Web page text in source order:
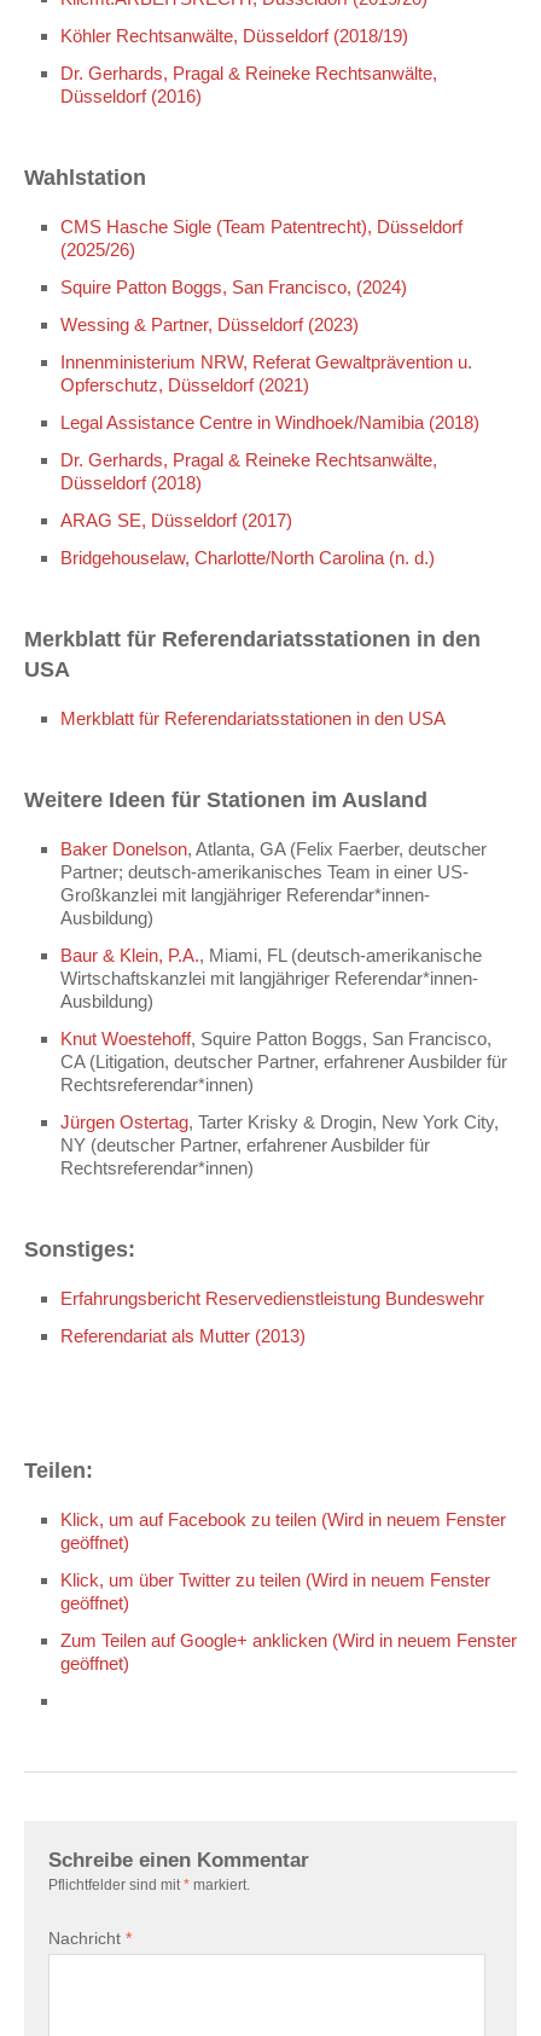
Köhler Rechtsanwälte, Düsseldorf (2018/19)
Dr. Gerhards, Pragal & Reineke Rechtsanwälte,
Düsseldorf (2016)
Wahlstation
CMS Hasche Sigle (Team Patentrecht), Düsseldorf
(2025/26)
Squire Patton Boggs, San Francisco, (2024)
Wessing & Partner, Düsseldorf (2023)
Innenministerium NRW, Referat Gewaltprävention u.
Opferschutz, Düsseldorf (2021)
Legal Assistance Centre in Windhoek/Namibia (2018)
Dr. Gerhards, Pragal & Reineke Rechtsanwälte,
Düsseldorf (2018)
ARAG SE, Düsseldorf (2017)
Bridgehouselaw, Charlotte/North Carolina (n. d.)
Merkblatt für Referendariatsstationen in den
USA
Merkblatt für Referendariatsstationen in den USA
Weitere Ideen für Stationen im Ausland
Baker Donelson, Atlanta, GA (Felix Faerber, deutscher
Partner; deutsch-amerikanisches Team in einer US-
Großkanzlei mit langjähriger Referendar*innen-
Ausbildung)
Baur & Klein, P.A., Miami, FL (deutsch-amerikanische
Wirtschaftskanzlei mit langjähriger Referendar*innen-
Ausbildung)
Knut Woestehoff, Squire Patton Boggs, San Francisco,
CA (Litigation, deutscher Partner, erfahrener Ausbilder für
Rechtsreferendar*innen)
Jürgen Ostertag, Tarter Krisky & Drogin, New York City,
NY (deutscher Partner, erfahrener Ausbilder für
Rechtsreferendar*innen)
Sonstiges:
Erfahrungsbericht Reservedienstleistung Bundeswehr
Referendariat als Mutter (2013)
Teilen:
Klick, um auf Facebook zu teilen (Wird in neuem Fenster
geöffnet)
Klick, um über Twitter zu teilen (Wird in neuem Fenster
geöffnet)
Zum Teilen auf Google+ anklicken (Wird in neuem Fenster
geöffnet)
Schreibe einen Kommentar
Pflichtfelder sind mit * markiert.
Nachricht *